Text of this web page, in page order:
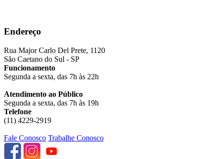
Endereço
Rua Major Carlo Del Prete, 1120
São Caetano do Sul - SP
Funcionamento
Segunda a sexta, das 7h às 22h
Atendimento ao Público
Segunda a sexta, das 7h às 19h
Telefone
(11) 4229-2919
Fale Conosco Trabalhe Conosco